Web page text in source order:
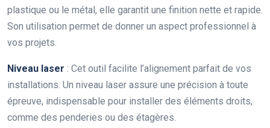
plastique ou le métal, elle garantit une finition nette et rapide.
Son utilisation permet de donner un aspect professionnel à
vos projets.
Niveau laser : Cet outil facilite l’alignement parfait de vos
installations. Un niveau laser assure une précision à toute
épreuve, indispensable pour installer des éléments droits,
comme des penderies ou des étagères.